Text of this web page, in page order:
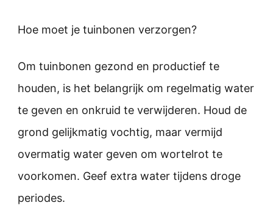
Hoe moet je tuinbonen verzorgen?
Om tuinbonen gezond en productief te
houden, is het belangrijk om regelmatig water
te geven en onkruid te verwijderen. Houd de
grond gelijkmatig vochtig, maar vermijd
overmatig water geven om wortelrot te
voorkomen. Geef extra water tijdens droge
periodes.